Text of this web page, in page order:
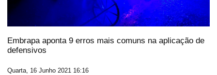
Embrapa aponta 9 erros mais comuns na aplicação de
defensivos
Quarta, 16 Junho 2021 16:16